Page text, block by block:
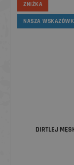
ZNIŻKA
NASZA
DIRTLEJ